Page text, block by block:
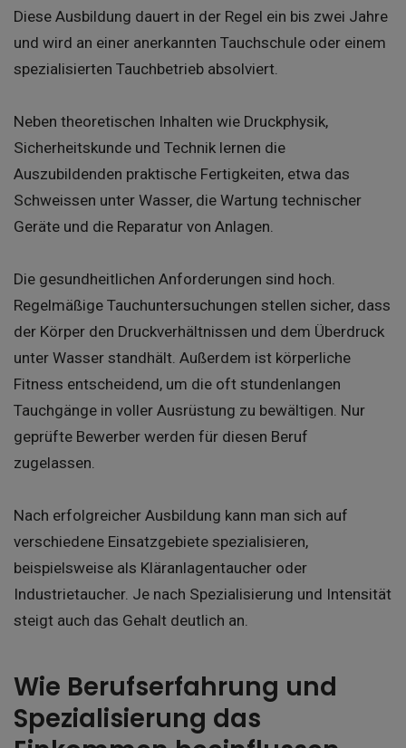
Diese Ausbildung dauert in der Regel ein bis zwei Jahre
und wird an einer anerkannten Tauchschule oder einem
spezialisierten Tauchbetrieb absolviert.
Neben theoretischen Inhalten wie Druckphysik,
Sicherheitskunde und Technik lernen die
Auszubildenden praktische Fertigkeiten, etwa das
Schweissen unter Wasser, die Wartung technischer
Geräte und die Reparatur von Anlagen.
Die gesundheitlichen Anforderungen sind hoch.
Regelmäßige Tauchuntersuchungen stellen sicher, dass
der Körper den Druckverhältnissen und dem Überdruck
unter Wasser standhält. Außerdem ist körperliche
Fitness entscheidend, um die oft stundenlangen
Tauchgänge in voller Ausrüstung zu bewältigen. Nur
geprüfte Bewerber werden für diesen Beruf
zugelassen.
Nach erfolgreicher Ausbildung kann man sich auf
verschiedene Einsatzgebiete spezialisieren,
beispielsweise als Kläranlagentaucher oder
Industrietaucher. Je nach Spezialisierung und Intensität
steigt auch das Gehalt deutlich an.
Wie Berufserfahrung und
Spezialisierung das